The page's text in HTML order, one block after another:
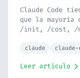
Claude Code
que la mayoría
/init, /cost, /
primer día.
claude claude-
Leer artículo